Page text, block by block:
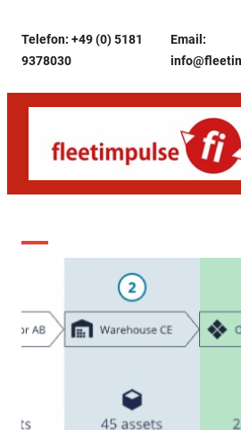
Inhalt
springen
Telefon: +49 (0) 5181
9378030
Email: